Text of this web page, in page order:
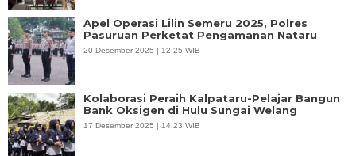
Apel Operasi Lilin Semeru 2025, Polres
Pasuruan Perketat Pengamanan Nataru
20 Desember 2025 | 12:25 WIB
Kolaborasi Peraih Kalpataru-Pelajar Bangun
Bank Oksigen di Hulu Sungai Welang
17 Desember 2025 | 14:23 WIB